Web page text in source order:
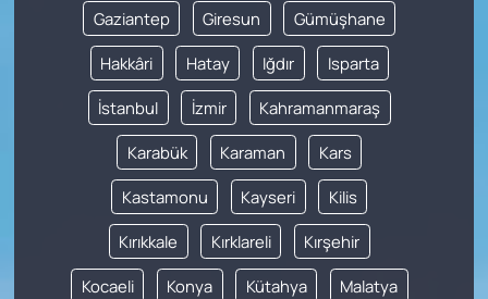
Gaziantep Giresun Gümüşhane
Hakkâri Hatay Iğdır Isparta
İstanbul İzmir Kahramanmaraş
Karabük Karaman Kars
Kastamonu Kayseri Kilis
Kırıkkale Kırklareli Kırşehir
Kocaeli Konya Kütahya Malatya